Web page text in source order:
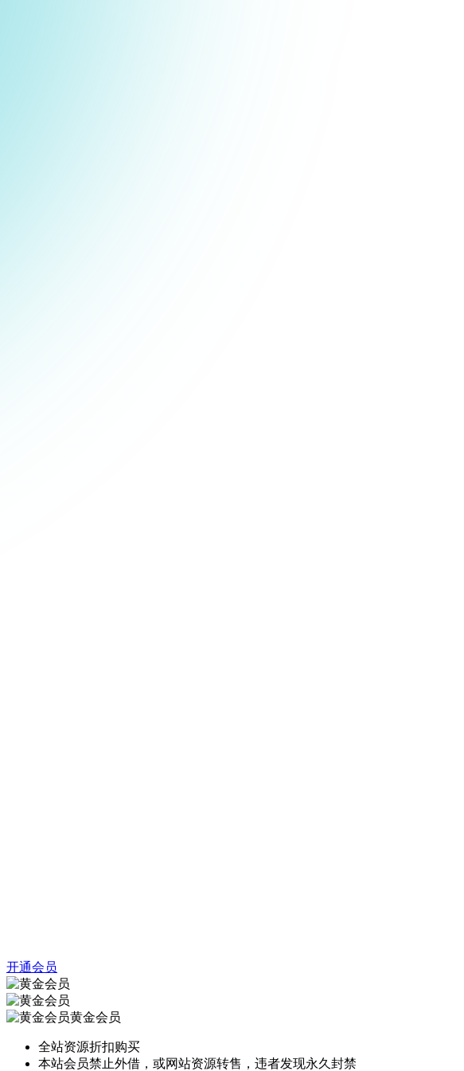
开通会员
黄金会员
全站资源折扣购买
本站会员禁止外借，或网站资源转售，违者发现永久封禁